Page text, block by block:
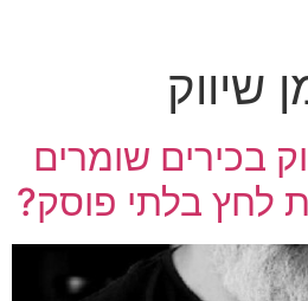
שיווק
בכירים שומרים
לחץ בלתי פוסק?